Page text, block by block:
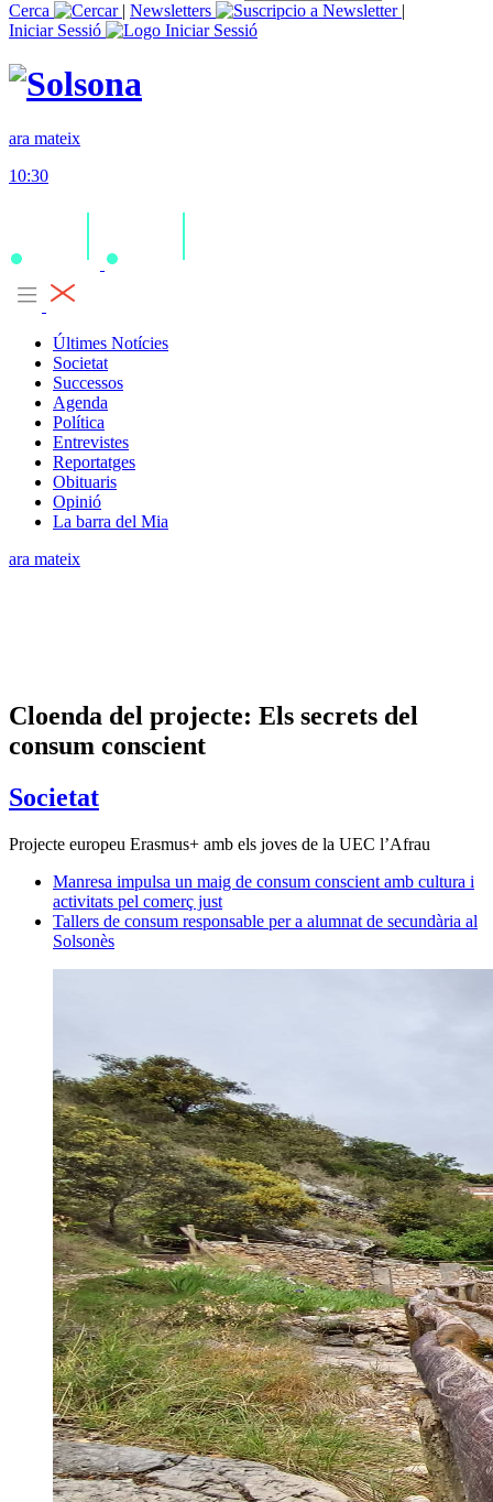
Cerca
| Newsletters
|
Iniciar Sessió
ara mateix
10:30
Últimes Notícies
Societat
Successos
Agenda
Política
Entrevistes
Reportatges
Obituaris
Opinió
La barra del Mia
ara mateix
Cloenda del projecte: Els secrets del
consum conscient
Societat
Projecte europeu Erasmus+ amb els joves de la UEC l’Afrau
Manresa impulsa un maig de consum conscient amb cultura i
activitats pel comerç just
Tallers de consum responsable per a alumnat de secundària al
Solsonès